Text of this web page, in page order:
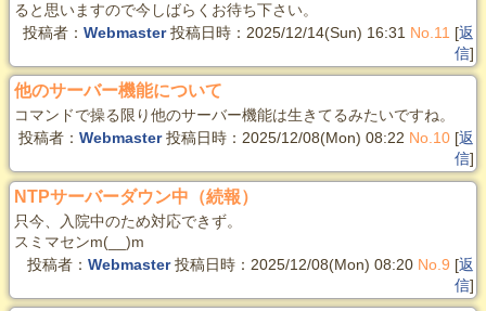
ると思いますので今しばらくお待ち下さい。
投稿者：Webmaster投稿日時：2025/12/14(Sun) 16:31 No.11 [返
信]
他のサーバー機能について
コマンドで操る限り他のサーバー機能は生きてるみたいですね。
投稿者：Webmaster投稿日時：2025/12/08(Mon) 08:22 No.10 [返
信]
NTPサーバーダウン中（続報）
只今、入院中のため対応できず。
スミマセンm(__)m
投稿者：Webmaster投稿日時：2025/12/08(Mon) 08:20 No.9 [返
信]